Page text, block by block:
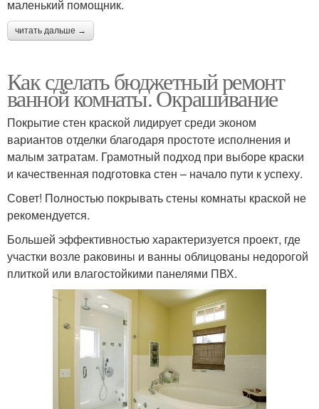
маленький помощник.
читать дальше →
Как сделать бюджетный ремонт
ванной комнаты. Окрашивание
Покрытие стен краской лидирует среди эконом
вариантов отделки благодаря простоте исполнения и
малым затратам. Грамотный подход при выборе краски
и качественная подготовка стен – начало пути к успеху.
Совет! Полностью покрывать стены комнаты краской не
рекомендуется.
Большей эффективностью характеризуется проект, где
участки возле раковины и ванны облицованы недорогой
плиткой или влагостойкими панелями ПВХ.